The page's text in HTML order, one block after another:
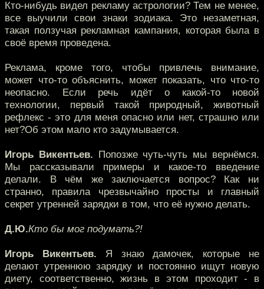
Кто-нибудь видел рекламу астрологии? Тем не менее,
все выучили свои знаки зодиака. Это незаметная,
такая ползучая рекламная кампания, которая была в
своё время проведена.
Реклама, кроме того, чтобы привлечь внимание,
может что-то объяснить, может показать, что что-то
неопасно. Если речь идёт о какой-то новой
технологии, первый такой природный, животный
рефлекс - это для меня опасно или нет, страшно или
нет?Об этом мало кто задумывается.
Игорь Викентьев. Попозже чуть-чуть мы вернёмся.
Мы рассказывали примеры и какое-то введение
делали. В чём же заключается вопрос? Как ни
странно, правила чрезвычайно просты и главный
секрет утренней зарядки в том, что её нужно делать.
Д.Ю.Кто бы мог подумать?!
Игорь Викентьев. Я знаю дамочек, которые не
делают утреннюю зарядку и постоянно ищут новую
диету, соответственно, жизнь в этом проходит - в